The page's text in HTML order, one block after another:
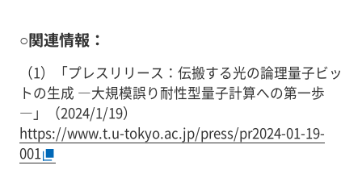
○関連情報：
（1）「プレスリリース：伝搬する光の論理量子ビッ
トの生成 ―大規模誤り耐性型量子計算への第一歩
―」（2024/1/19）
https://www.t.u-tokyo.ac.jp/press/pr2024-01-19-
001